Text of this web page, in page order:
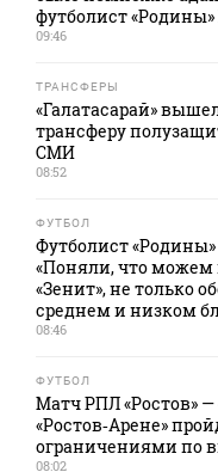
футболист
09:46
ТРАНСФЕРЫ
«Галатасарай»
трансферу
СМИ
08:52
ФУТБОЛ
Футболист
«Поняли, что можем
«Зенит», не только
среднем и низком
08:46
ФУТБОЛ
Матч РПЛ «Ростов» —
«Ростов‑Арене»
ограничениями по
08:02